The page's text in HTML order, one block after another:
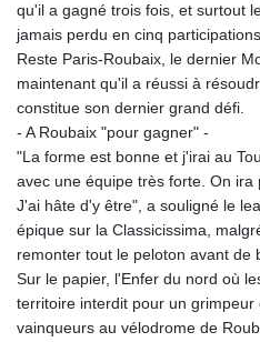
qu'il a gagné trois fois, et surtout
jamais perdu en cinq
Reste Paris-Roubaix, le dernier
maintenant qu'il a réussi à
constitue son dernier grand défi.
- A Roubaix "pour gagner" -
"La forme est bonne et j'irai au
avec une équipe très forte. On
J'ai hâte d'y être", a souligné le
épique sur la Classicissima,
remonter tout le peloton avant de
Sur le papier, l'Enfer du nord où
territoire interdit pour un
vainqueurs au vélodrome de